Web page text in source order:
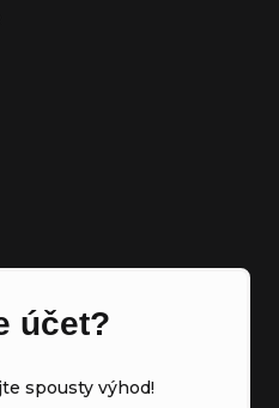
účet?
spousty výhod!